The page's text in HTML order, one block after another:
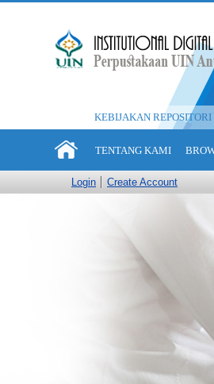
KEBIJAKAN REPOSITORI
TENTANG KAMI
Login Create Account